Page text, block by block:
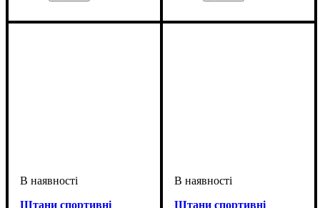
Унісекс
Штани спортивні Штани спортивні